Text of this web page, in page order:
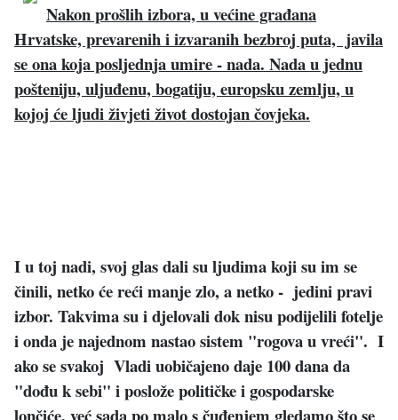
Nakon prošlih izbora, u većine građana
Hrvatske, prevarenih i izvaranih bezbroj puta, javila
se ona koja posljednja umire - nada. Nada u jednu
pošteniju, uljuđenu, bogatiju, europsku zemlju, u
kojoj će ljudi živjeti život dostojan čovjeka.
I u toj nadi, svoj glas dali su ljudima koji su im se
činili, netko će reći manje zlo, a netko - jedini pravi
izbor. Takvima su i djelovali dok nisu podijelili fotelje
i onda je najednom nastao sistem "rogova u vreći". I
ako se svakoj Vladi uobičajeno daje 100 dana da
"dođu k sebi" i poslože političke i gospodarske
lončiće, već sada po malo s čuđenjem gledamo što se